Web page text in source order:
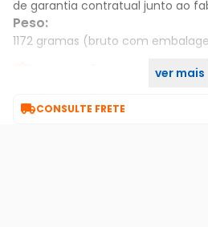
de garantia contratual junto ao
Peso:
1172 gramas (bruto com
DESCRIÇÃO DO PRODUTO
ver mais
CONSULTE FRETE